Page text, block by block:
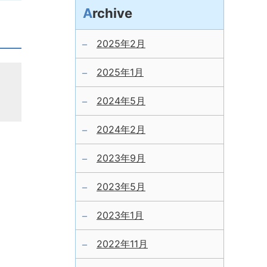
Archive
2025年2月
2025年1月
2024年5月
2024年2月
2023年9月
2023年5月
2023年1月
2022年11月